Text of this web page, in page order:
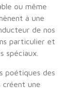
ou même
à une
de nos
particulier et
spéciaux.
poétiques des
créent une